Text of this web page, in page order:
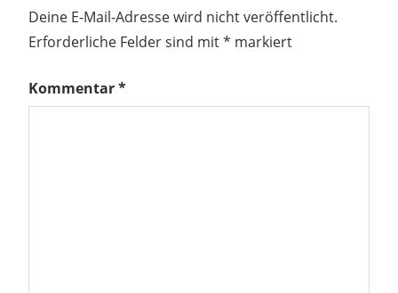
Deine E-Mail-Adresse wird nicht veröffentlicht.
Erforderliche Felder sind mit* markiert
Kommentar*